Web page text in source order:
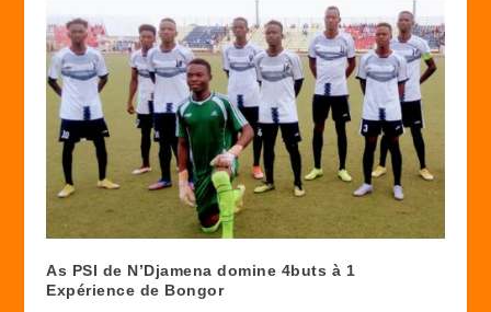
As PSI de N’Djamena domine 4buts à 1
Expérience de Bongor